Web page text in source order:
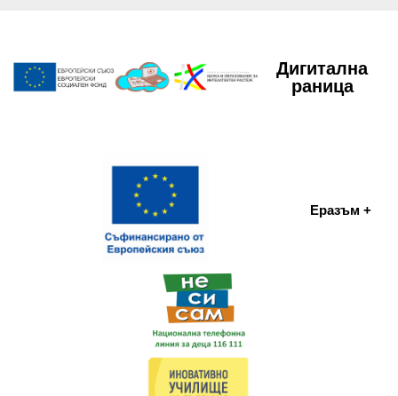
Дигитална
раница
Еразъм +